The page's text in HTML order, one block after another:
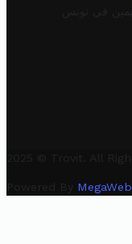
في تونس
2025 © Trovit. All
Powered By MegaWeb